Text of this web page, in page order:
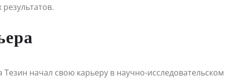
начал свою карьеру в научно-исследовательском